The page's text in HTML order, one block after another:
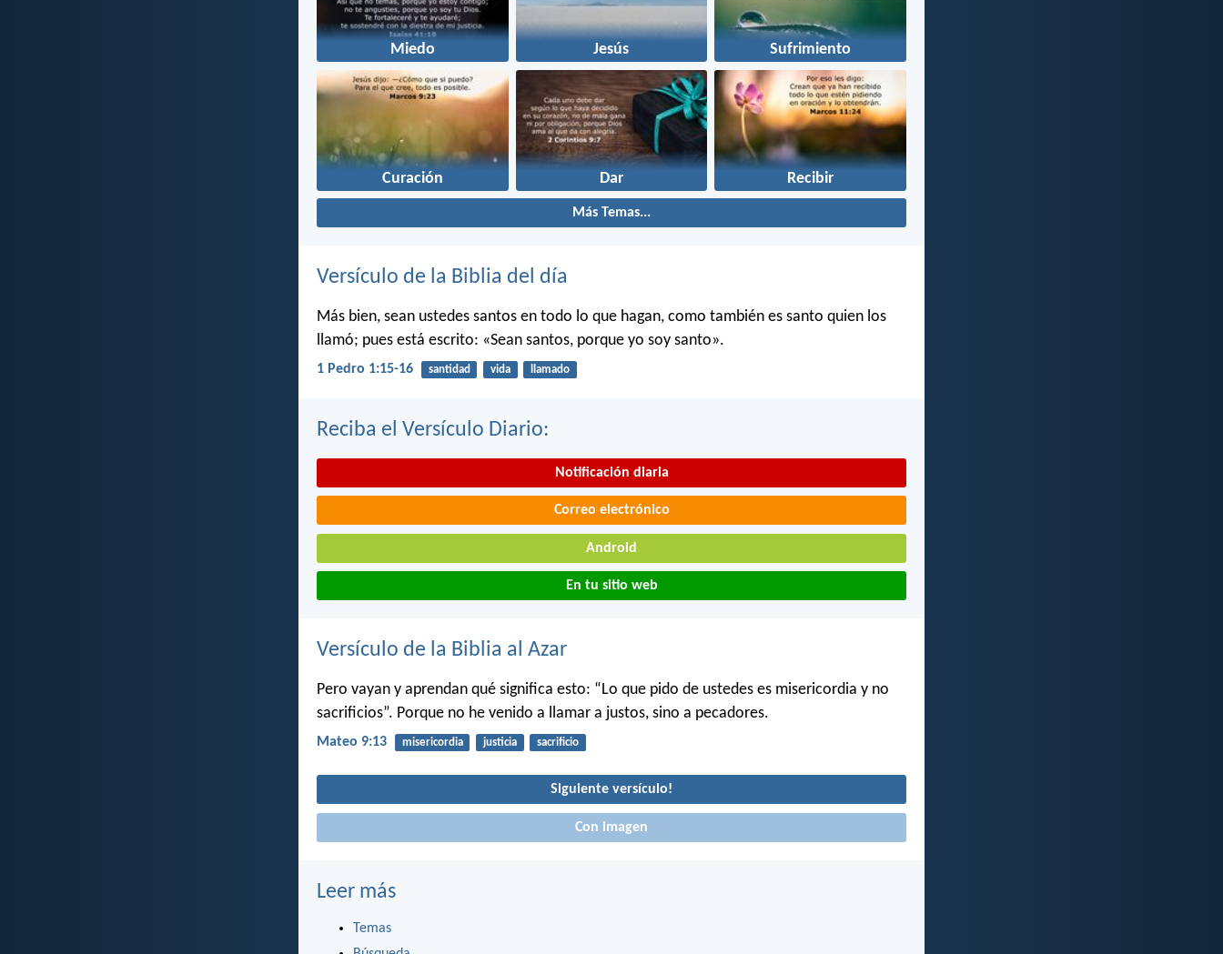
Miedo Jesús Sufrimiento
Curación Dar Recibir
Más Temas...
Versículo de la Biblia del día
Más bien, sean ustedes santos en todo lo que hagan, como también es santo quien los
llamó; pues está escrito: «Sean santos, porque yo soy santo».
1 Pedro 1:15-16 santidad vida llamado
Reciba el Versículo Diario:
Notificación diaria
Correo electrónico
Android
En tu sitio web
Versículo de la Biblia al Azar
Pero vayan y aprendan qué significa esto: “Lo que pido de ustedes es misericordia y no
sacrificios”. Porque no he venido a llamar a justos, sino a pecadores.
Mateo 9:13 misericordia justicia sacrificio
Siguiente versículo!
Con imagen
Leer más
Temas